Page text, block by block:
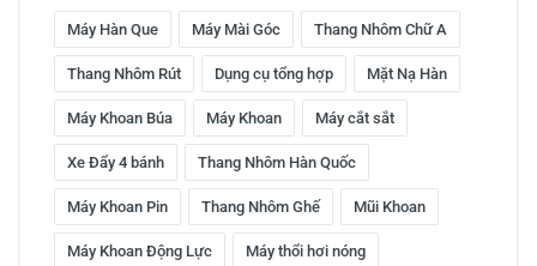
Máy Hàn Que Máy Mài Góc Thang Nhôm Chữ A
Thang Nhôm Rút Dụng cụ tổng hợp Mặt Nạ Hàn
Máy Khoan Búa Máy Khoan Máy cắt sắt
Xe Đẩy 4 bánh Thang Nhôm Hàn Quốc
Máy Khoan Pin Thang Nhôm Ghế Mũi Khoan
Máy Khoan Động Lực Máy thổi hơi nóng